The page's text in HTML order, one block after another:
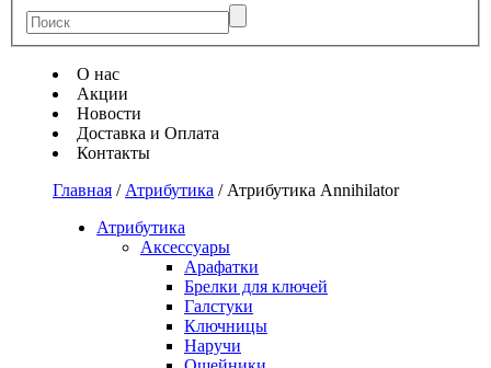
О нас
Акции
Новости
Доставка и Оплата
Контакты
Главная / Атрибутика / Атрибутика Annihilator
Атрибутика
Аксессуары
Арафатки
Брелки для ключей
Галстуки
Ключницы
Наручи